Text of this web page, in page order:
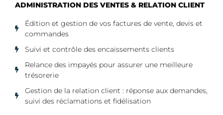
ADMINISTRATION DES VENTES & RELATION CLIENT
Édition et gestion de vos factures de vente, devis et
commandes
Suivi et contrôle des encaissements clients
Relance des impayés pour assurer une meilleure
trésorerie
Gestion de la relation client : réponse aux demandes,
suivi des réclamations et fidélisation